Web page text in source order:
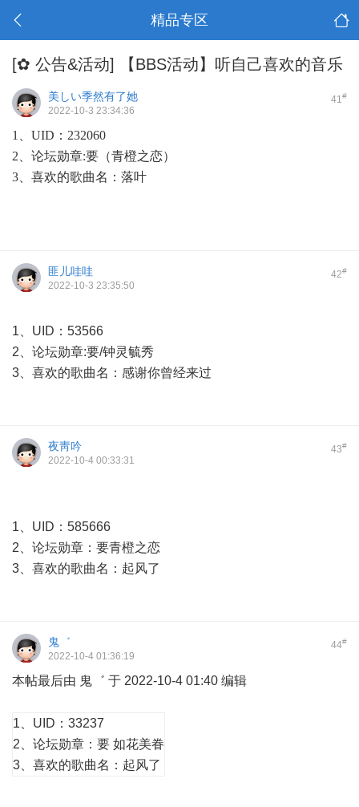
精品专区
[✿ 公告&活动] 【BBS活动】听自己喜欢的音乐
41#
美しい季然有了她
2022-10-3 23:34:36
1、UID：232060
2、论坛勋章:要（青橙之恋）
3、 喜欢的歌曲名 ：落叶
42#
匪儿哇哇
2022-10-3 23:35:50
1、UID：53566
2、论坛勋章:要/钟灵毓秀
3、喜欢的歌曲名：感谢你曾经来过
43#
夜靑吟
2022-10-4 00:33:31
1、UID：585666
2、论坛勋章：要青橙之恋
3、喜欢的歌曲名：起风了
44#
鬼゛
2022-10-4 01:36:19
本帖最后由 鬼゛ 于 2022-10-4 01:40 编辑
1、UID：33237
2、论坛勋章：要 如花美眷
3、喜欢的歌曲名：起风了